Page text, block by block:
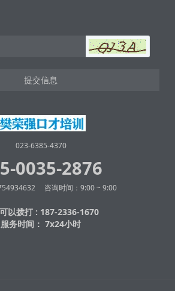
提交信息
023-6385-4370
0035-2876
咨询时间：9:00 ~ 9:00
以拨打 : 187-2336-1670
服务时间： 7x24小时